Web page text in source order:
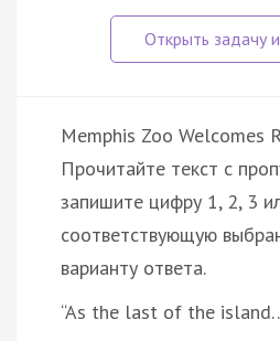
Memphis Zoo Welcomes
Прочитайте текст с
запишите цифру 1, 2, 3
соответствующую
варианту ответа.
“As the last of the